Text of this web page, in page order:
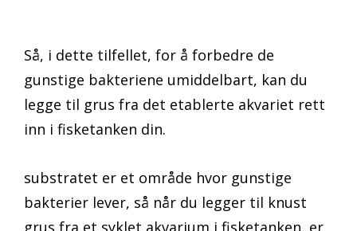
Så, i dette tilfellet, for å forbedre de
gunstige bakteriene umiddelbart, kan du
legge til grus fra det etablerte akvariet rett
inn i fisketanken din.
substratet er et område hvor gunstige
bakterier lever, så når du legger til knust
grus fra et syklet akvarium i fisketanken, er